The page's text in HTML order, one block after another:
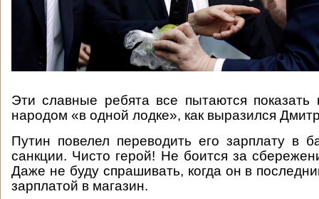
Эти славные ребята все пытаются
народом «в одной лодке», как выразился
Путин повелел переводить его зарплату в
санкции. Чисто герой! Не боится за
Даже не буду спрашивать, когда он в
зарплатой в магазин.